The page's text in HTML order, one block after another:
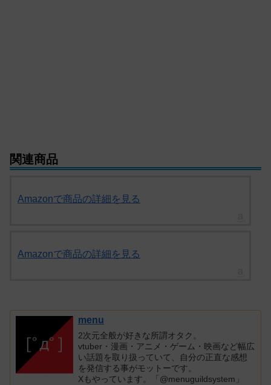
関連商品
Amazonで商品の詳細を見る
Amazonで商品の詳細を見る
menu
2次元全般が好きな所謂オタク。
vtuber・漫画・アニメ・ゲーム・映画など幅広
い話題を取り扱っていて、自分の正直な感想
を発信する事がモットーです。
Xもやっています。「@menuguildsystem」